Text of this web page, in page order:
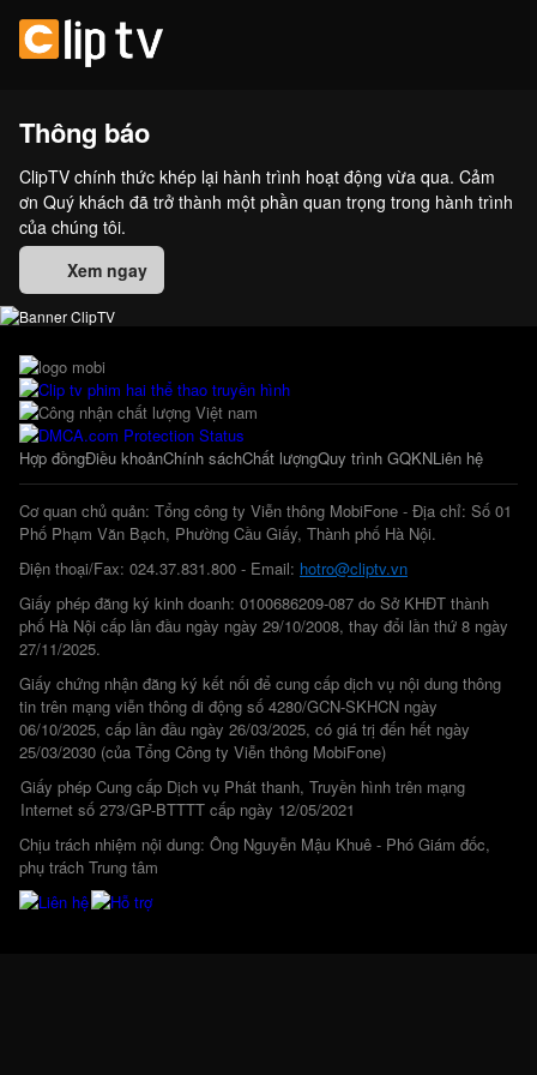
Thông báo
ClipTV chính thức khép lại hành trình hoạt động vừa qua. Cảm
ơn Quý khách đã trở thành một phần quan trọng trong hành trình
của chúng tôi.
Xem ngay
Hợp đồngĐiều khoảnChính sáchChất lượngQuy trình GQKNLiên hệ
Cơ quan chủ quản: Tổng công ty Viễn thông MobiFone - Địa chỉ: Số 01
Phố Phạm Văn Bạch, Phường Cầu Giấy, Thành phố Hà Nội.
Điện thoại/Fax: 024.37.831.800 - Email: hotro@cliptv.vn
Giấy phép đăng ký kinh doanh: 0100686209-087 do Sở KHĐT thành
phố Hà Nội cấp lần đầu ngày ngày 29/10/2008, thay đổi lần thứ 8 ngày
27/11/2025.
Giấy chứng nhận đăng ký kết nối để cung cấp dịch vụ nội dung thông
tin trên mạng viễn thông di động số 4280/GCN-SKHCN ngày
06/10/2025, cấp lần đầu ngày 26/03/2025, có giá trị đến hết ngày
25/03/2030 (của Tổng Công ty Viễn thông MobiFone)
Giấy phép Cung cấp Dịch vụ Phát thanh, Truyền hình trên mạng
Internet số 273/GP-BTTTT cấp ngày 12/05/2021
Chịu trách nhiệm nội dung: Ông Nguyễn Mậu Khuê - Phó Giám đốc,
phụ trách Trung tâm